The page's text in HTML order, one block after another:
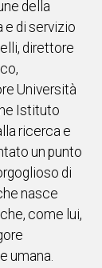
della
di servizio
direttore
Università
Istituto
ricerca e
un punto
di
nasce
come lui,
umana.